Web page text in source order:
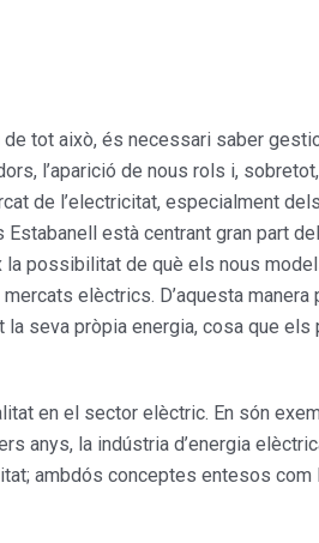
tot això, és necessari saber
l’aparició de nous rols i,
de l’electricitat, especialment
està centrant gran part
possibilitat de què els nous
elèctrics. D’aquesta
seva pròpia energia, cosa que
en el sector elèctric. En són
anys, la indústria d’energia
ambdós conceptes entesos